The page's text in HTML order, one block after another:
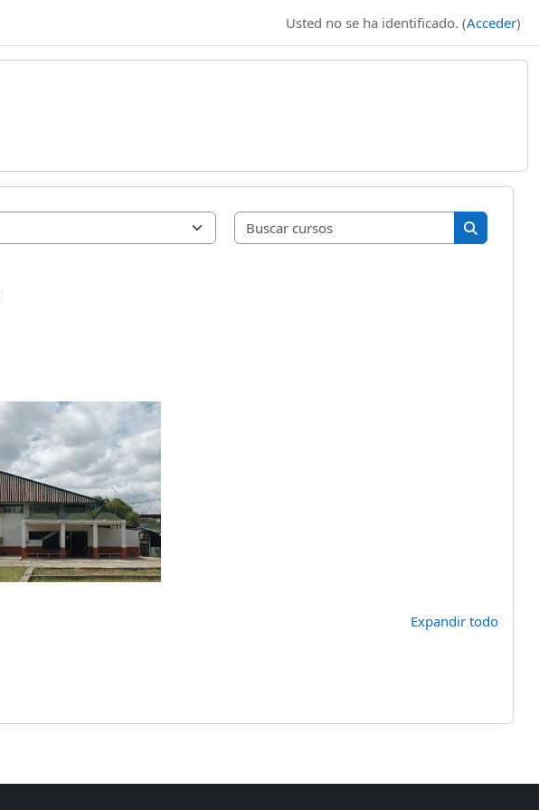
Usted no se ha identificado. (Acceder)
Buscar
Buscar
Expandir todo